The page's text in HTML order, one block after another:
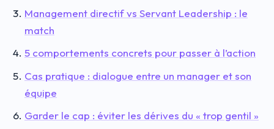
Management directif vs Servant Leadership : le
match
5 comportements concrets pour passer à l’action
Cas pratique : dialogue entre un manager et son
équipe
Garder le cap : éviter les dérives du « trop gentil »